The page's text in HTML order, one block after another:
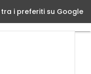
i preferiti su Google
distribuzioneUltimi
AI